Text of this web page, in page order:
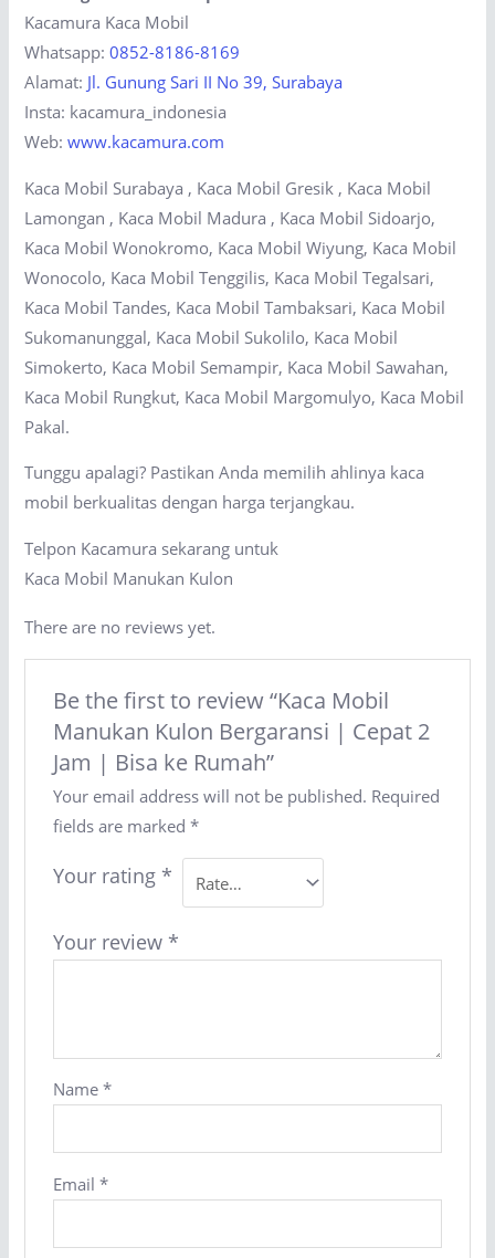
Kacamura Kaca Mobil
Whatsapp:0852-8186-8169
Alamat: Jl. Gunung Sari II No 39, Surabaya
Insta: kacamura_indonesia
Web:www.kacamura.com
Kaca Mobil Surabaya , Kaca Mobil Gresik , Kaca Mobil
Lamongan , Kaca Mobil Madura , Kaca Mobil Sidoarjo,
Kaca Mobil Wonokromo, Kaca Mobil Wiyung, Kaca Mobil
Wonocolo, Kaca Mobil Tenggilis, Kaca Mobil Tegalsari,
Kaca Mobil Tandes, Kaca Mobil Tambaksari, Kaca Mobil
Sukomanunggal, Kaca Mobil Sukolilo, Kaca Mobil
Simokerto, Kaca Mobil Semampir, Kaca Mobil Sawahan,
Kaca Mobil Rungkut, Kaca Mobil Margomulyo, Kaca Mobil
Pakal.
Tunggu apalagi? Pastikan Anda memilih ahlinya kaca
mobil berkualitas dengan harga terjangkau.
Telpon Kacamura sekarang untuk
Kaca Mobil Manukan Kulon
There are no reviews yet.
Be the first to review “Kaca Mobil
Manukan Kulon Bergaransi | Cepat 2
Jam | Bisa ke Rumah”
Your email address will not be published. Required
fields are marked *
Your rating *
Your review *
Name *
Email *